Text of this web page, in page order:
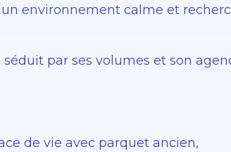
environnement calme et
par ses volumes et son
de vie avec parquet ancien,